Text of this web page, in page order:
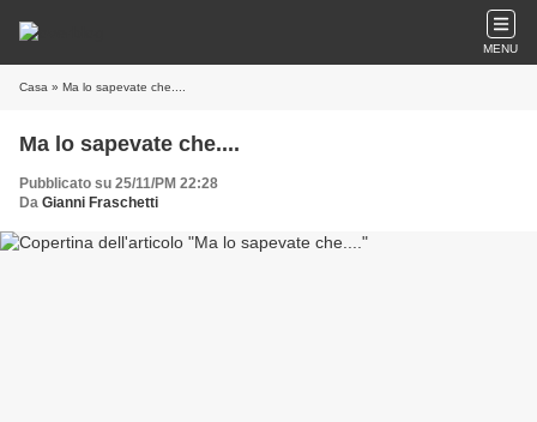
MENU
Casa » Ma lo sapevate che....
Ma lo sapevate che....
Pubblicato su 25/11/PM 22:28
Da Gianni Fraschetti